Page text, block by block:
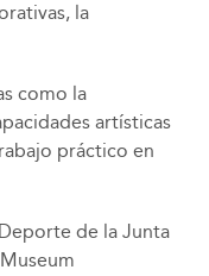
la
como la
artísticas
práctico en
de la Junta